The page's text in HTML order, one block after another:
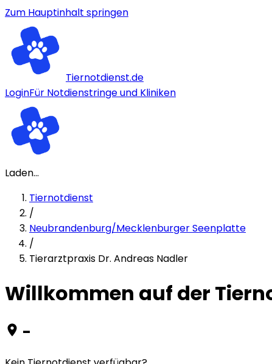
Zum Hauptinhalt springen
Tiernotdienst.de
LoginFür Notdienstringe und Kliniken
Laden...
Tiernotdienst
/
Neubrandenburg/Mecklenburger Seenplatte
/
Tierarztpraxis Dr. Andreas Nadler
Willkommen auf der
-